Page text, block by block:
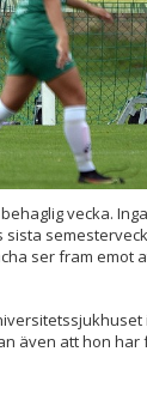
vecka.
ser fram emot
även att hon